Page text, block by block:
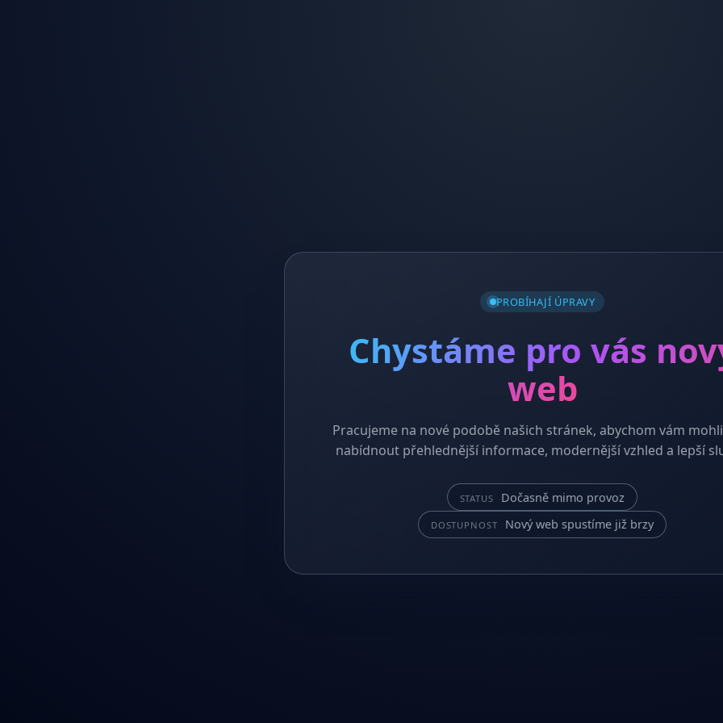
PROBÍHAJÍ ÚPRAVY
Chystáme pro vás
web
Pracujeme na nové podobě našich stránek, abychom vám
nabídnout přehlednější informace, modernější vzhled a lepší
STATUS Dočasně mimo provoz
DOSTUPNOST Nový web spustíme již brzy